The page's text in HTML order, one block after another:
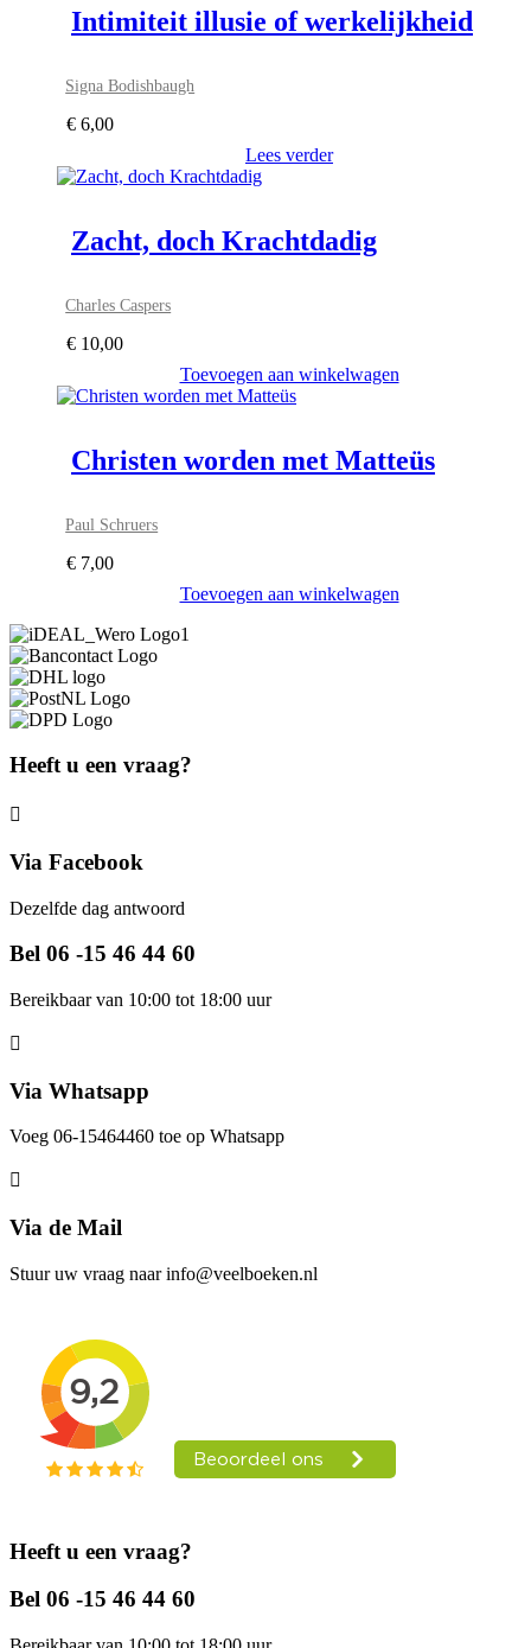
Intimiteit illusie of werkelijkheid
Signa Bodishbaugh
€ 6,00
Lees verder
Zacht, doch Krachtdadig
Charles Caspers
€ 10,00
Toevoegen aan winkelwagen
Christen worden met Matteüs
Paul Schruers
€ 7,00
Toevoegen aan winkelwagen
Heeft u een vraag?
Via Facebook
Dezelfde dag antwoord
Bel 06 -15 46 44 60
Bereikbaar van 10:00 tot 18:00 uur
Via Whatsapp
Voeg 06-15464460 toe op Whatsapp
Via de Mail
Stuur uw vraag naar info@veelboeken.nl
Heeft u een vraag?
Bel 06 -15 46 44 60